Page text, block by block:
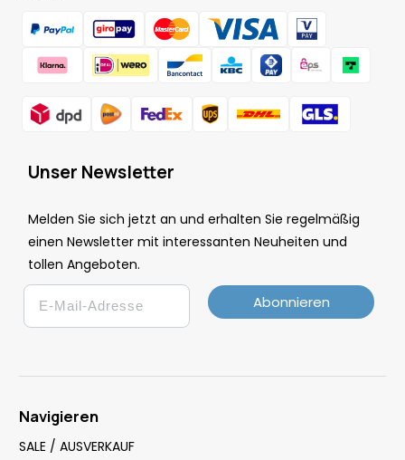
Unser Newsletter
Melden Sie sich jetzt an und erhalten Sie regelmäßig
einen Newsletter mit interessanten Neuheiten und
tollen Angeboten.
Email
Abonnieren
Navigieren
SALE / AUSVERKAUF